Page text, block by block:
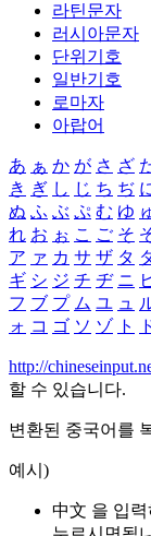
라틴문자
러시아문자
단위기호
일반기호
로마자
아랍어
あ ぁ か が さ ざ
き ぎ し じ ち ぢ
ぬ ふ ぶ ぷ む ゆ
れ お ぉ こ ご そ
ア ァ カ サ ザ タ
ギ シ ジ チ ヂ ニ
フ ブ プ ム ユ ュ
ォ コ ゴ ソ ゾ ト
http://
할 수 있습니다.
변환된 중국어를
예시)
中文 을 입